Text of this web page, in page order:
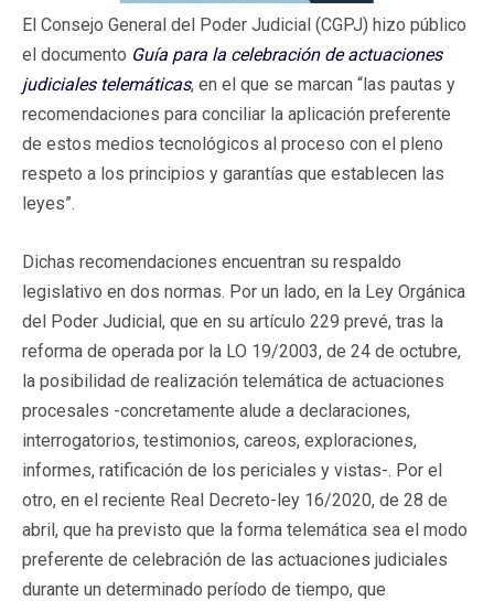
El Consejo General del Poder Judicial (CGPJ) hizo público
el documento Guía para la celebración de actuaciones
judiciales telemáticas, en el que se marcan “las pautas y
recomendaciones para conciliar la aplicación preferente
de estos medios tecnológicos al proceso con el pleno
respeto a los principios y garantías que establecen las
leyes”.
Dichas recomendaciones encuentran su respaldo
legislativo en dos normas. Por un lado, en la Ley Orgánica
del Poder Judicial, que en su artículo 229 prevé, tras la
reforma de operada por la LO 19/2003, de 24 de octubre,
la posibilidad de realización telemática de actuaciones
procesales -concretamente alude a declaraciones,
interrogatorios, testimonios, careos, exploraciones,
informes, ratificación de los periciales y vistas-. Por el
otro, en el reciente Real Decreto-ley 16/2020, de 28 de
abril, que ha previsto que la forma telemática sea el modo
preferente de celebración de las actuaciones judiciales
durante un determinado período de tiempo, que